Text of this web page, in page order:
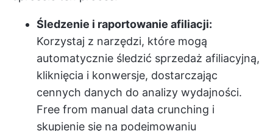
Śledzenie i raportowanie afiliacji:
Korzystaj z narzędzi, które mogą
automatycznie śledzić sprzedaż afiliacyjną,
kliknięcia i konwersje, dostarczając
cennych danych do analizy wydajności.
Free from manual data crunching i
skupienie się na podejmowaniu